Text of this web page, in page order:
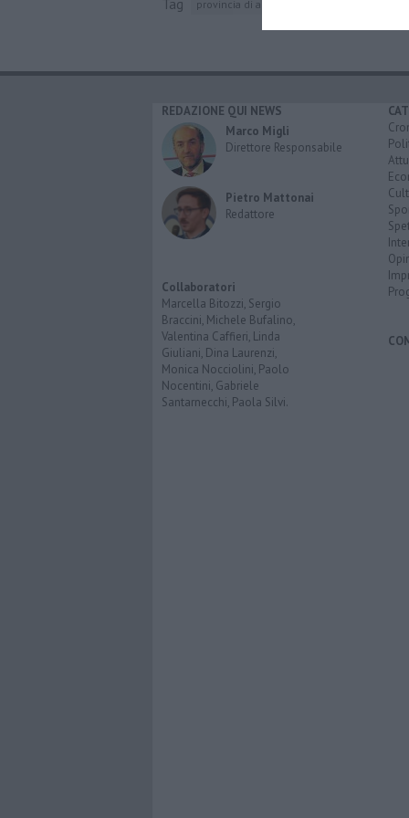
provincia di arezzo
REDAZIONE QUI NEWS
Marco Migli
Direttore Responsabile
Pietro Mattonai
Redattore
Collaboratori
Marcella Bitozzi, Sergio
Braccini, Michele Bufalino,
Valentina Caffieri, Linda
Giuliani, Dina Laurenzi,
Monica Nocciolini, Paolo
Nocentini, Gabriele
Santarnecchi, Paola Silvi.